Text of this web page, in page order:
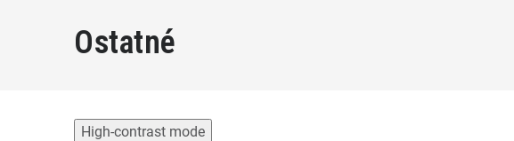
Ostatné
High-contrast mode